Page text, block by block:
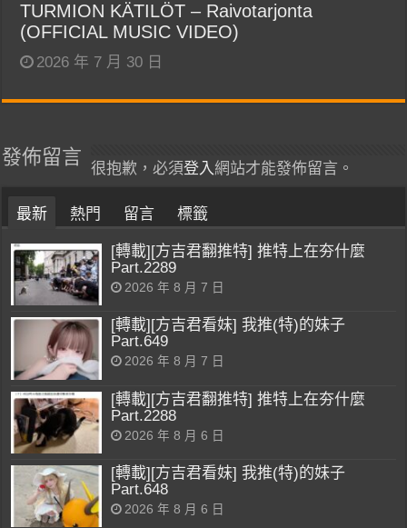
TURMION KÄTILÖT – Raivotarjonta
(OFFICIAL MUSIC VIDEO)
2026 年 7 月 30 日
發佈留言
很抱歉，必須登入網站才能發佈留言。
最新 熱門 留言 標籤
[轉載][方吉君翻推特] 推特上在夯什麼
Part.2289
2026 年 8 月 7 日
[轉載][方吉君看妹] 我推(特)的妹子
Part.649
2026 年 8 月 7 日
[轉載][方吉君翻推特] 推特上在夯什麼
Part.2288
2026 年 8 月 6 日
[轉載][方吉君看妹] 我推(特)的妹子
Part.648
2026 年 8 月 6 日